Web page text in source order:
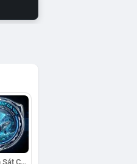
Đội Trinh Sát Cá Voi